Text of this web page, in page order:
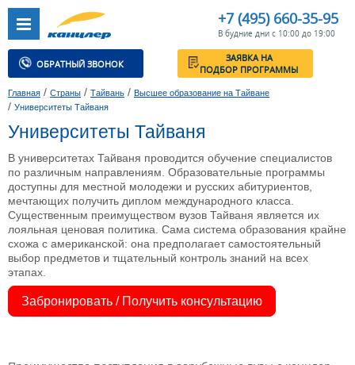
+7 (495) 660-35-95
В будние дни с 10:00 до 19:00
ОБРАТНЫЙ ЗВОНОК
ЗАЯВКА НА
ПОДБОР ПРОГРАММЫ
Главная / Страны / Тайвань / Высшее образование на Тайване
/ Университеты Тайваня
Университеты Тайваня
В университетах Тайваня проводится обучение специалистов
по различным направлениям. Образовательные программы
доступны для местной молодежи и русских абитуриентов,
мечтающих получить диплом международного класса.
Существенным преимуществом вузов Тайваня является их
лояльная ценовая политика. Сама система образования крайне
схожа с американской: она предполагает самостоятельный
выбор предметов и тщательный контроль знаний на всех
этапах.
Забронировать / Получить консультацию